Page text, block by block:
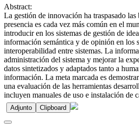
Abstract:
La gestión de innovación ha traspasado
presencia es cada vez más común en el
introducir en los sistemas de gestión de
información semántica y de opinión en los
interoperabilidad entre sistemas. La
administración del sistema y mejorar la
datos sintetizados y adaptados tanto a
información. La meta marcada es
una evaluación de las herramientas
incluyen manuales de uso e instalación de
Adjunto Clipboard